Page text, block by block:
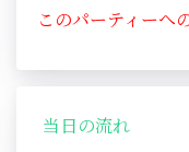
このパーティーへ
当日の流れ